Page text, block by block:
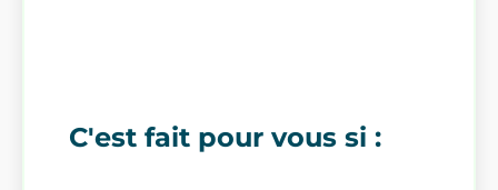
C'est fait pour vous si :